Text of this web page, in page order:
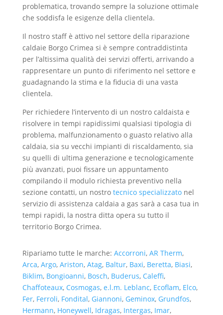
problematica, trovando sempre la soluzione ottimale
che soddisfa le esigenze della clientela.
Il nostro staff è attivo nel settore della riparazione
caldaie Borgo Crimea si è sempre contraddistinta
per l’altissima qualità dei servizi offerti, arrivando a
rappresentare un punto di riferimento nel settore e
guadagnando la stima e la fiducia di una vasta
clientela.
Per richiedere l’intervento di un nostro caldaista e
risolvere in tempi rapidissimi qualsiasi tipologia di
problema, malfunzionamento o guasto relativo alla
caldaia, sia su vecchi impianti di riscaldamento, sia
su quelli di ultima generazione e tecnologicamente
più avanzati, puoi fissare un appuntamento
compilando il modulo richiesta preventivo nella
sezione contatti, un nostro tecnico specializzatonel
servizio di assistenza caldaia a gas sarà a casa tua in
tempi rapidi, la nostra ditta opera su tutto il
territorio Borgo Crimea.
Ripariamo tutte le marche: Accorroni, AR Therm,
Arca, Argo, Ariston, Atag, Baltur, Baxi, Beretta, Biasi,
Biklim, Bongioanni, Bosch, Buderus, Caleffi,
Chaffoteaux, Cosmogas, e.l.m. Leblanc, Ecoflam, Elco,
Fer, Ferroli, Fondital, Giannoni, Geminox, Grundfos,
Hermann, Honeywell, Idragas, Intergas, Imar,